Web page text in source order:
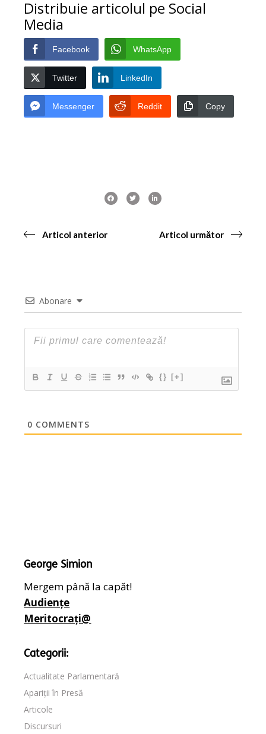
Distribuie articolul pe Social
Media
Facebook WhatsApp
Twitter LinkedIn
Messenger Reddit Copy
Articol anterior Articol următor
Abonare
{} [+]
0 COMMENTS
George Simion
Mergem până la capăt!
Audiențe
Meritocrați@
Categorii:
Actualitate Parlamentară
Apariții în Presă
Articole
Discursuri